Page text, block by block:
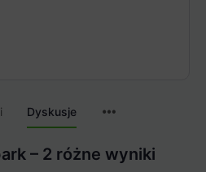
Dyskusje
– 2 różne wyniki